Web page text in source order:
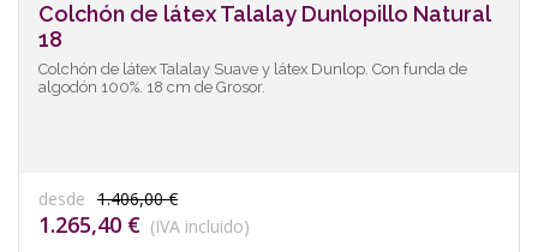
Colchón de látex Talalay Dunlopillo Natural
18
Colchón de látex Talalay Suave y látex Dunlop. Con funda de
algodón 100%. 18 cm de Grosor.
desde 1.406,00 €
1.265,40 € (IVA incluido)